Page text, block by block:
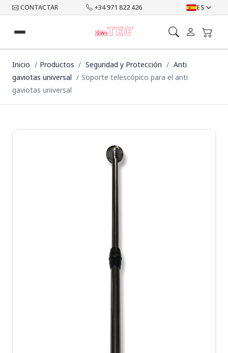
CONTACTAR +34 971 822 426 ES
Inicio Productos Seguridad y Protección
Anti
gaviotas universal
Soporte telescópico para el anti
gaviotas universal